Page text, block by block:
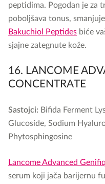
peptidima. Pogodan je za
poboljšava tonus,
Bakuchiol Peptides biće
sjajne zategnute kože.
16. LANCOME
CONCENTRATE
Sastojci: Bifida Ferment
Glucoside, Sodium
Phytosphingosine
Lancome Advanced
serum koji jača barijernu